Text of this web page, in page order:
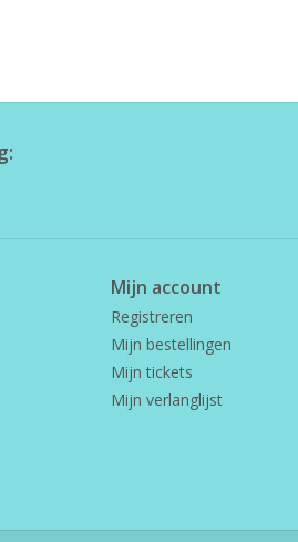
Mijn account
Registreren
Mijn bestellingen
Mijn tickets
Mijn verlanglijst